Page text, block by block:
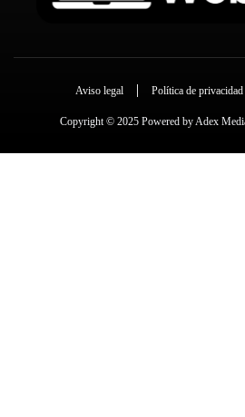
Aviso legal Política de privacidad
Copyright © 2025 Powered by Adex